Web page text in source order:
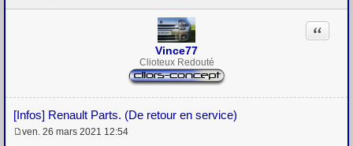
Vince77
Clioteux Redouté
[Infos] Renault Parts. (De retour en service)
Citation
ven. 26 mars 2021 12:54